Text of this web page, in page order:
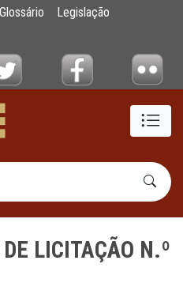
N.º 036/
Glossário
Legislação
LICITAÇÃO N.º